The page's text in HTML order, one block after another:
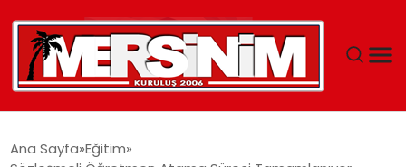
Ana Sayfa Eğitim